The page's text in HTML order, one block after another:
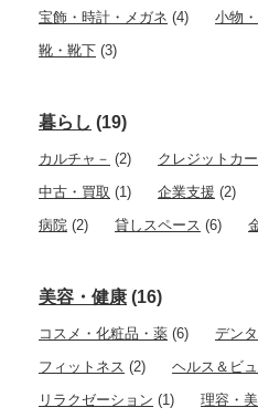
宝飾・時計・メガネ (4) 小物
靴・靴下 (3)
暮らし (19)
カルチャ－ (2) クレジットカ
中古・買取 (1) 企業支援 (2)
病院 (2) 貸しスペース (6)
美容・健康 (16)
コスメ・化粧品・薬 (6) デン
フィットネス (2) ヘルス＆ビ
リラクゼーション (1) 理容・